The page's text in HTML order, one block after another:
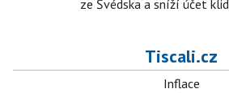
ze Švédska a sníží účet
Tiscali.cz
Inflace